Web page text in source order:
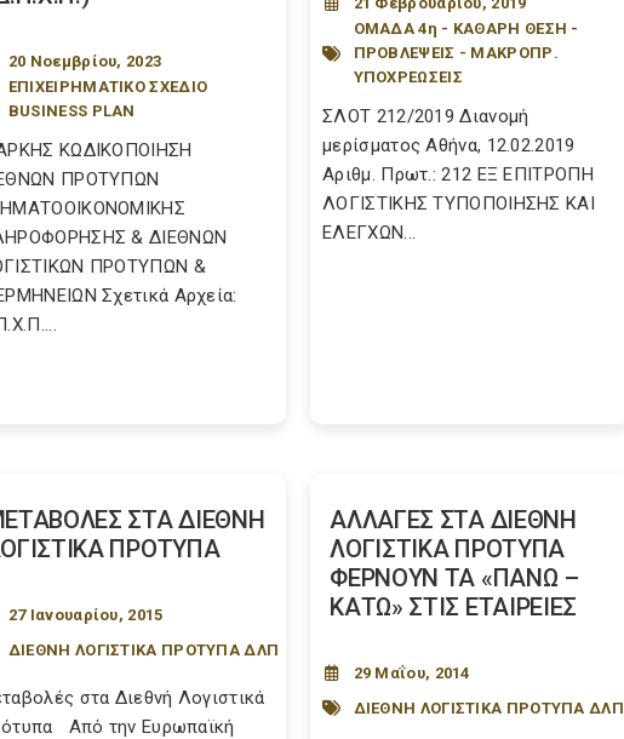
20 Νοεμβρίου, 2023
ΕΠΙΧΕΙΡΗΜΑΤΙΚΟ ΣΧΕΔΙΟ
BUSINESS PLAN
ΚΩΔΙΚΟΠΟΙΗΣΗ
ΠΡΟΤΥΠΩΝ
& ΔΙΕΘΝΩΝ
ΠΡΟΤΥΠΩΝ &
Σχετικά Αρχεία:
ΟΜΑΔΑ 4η - ΚΑΘΑΡΗ ΘΕΣΗ -
ΠΡΟΒΛΕΨΕΙΣ - ΜΑΚΡΟΠΡ.
ΥΠΟΧΡΕΩΣΕΙΣ
ΣΛΟΤ 212/2019 Διανομή
μερίσματος Αθήνα, 12.02.2019
Αριθμ. Πρωτ.: 212 ΕΞ ΕΠΙΤΡΟΠΗ
ΛΟΓΙΣΤΙΚΗΣ ΤΥΠΟΠΟΙΗΣΗΣ ΚΑΙ
ΕΛΕΓΧΩΝ...
ΣΤΑ ΔΙΕΘΝΗ
ΠΡΟΤΥΠΑ
27 Ιανουαρίου, 2015
ΔΙΕΘΝΗ ΛΟΓΙΣΤΙΚΑ ΠΡΟΤΥΠΑ ΔΛΠ
στα Διεθνή Λογιστικά
Από την Ευρωπαϊκή
ΑΛΛΑΓΕΣ ΣΤΑ ΔΙΕΘΝΗ
ΛΟΓΙΣΤΙΚΑ ΠΡΟΤΥΠΑ
ΦΕΡΝΟΥΝ ΤΑ «ΠΑΝΩ –
ΚΑΤΩ» ΣΤΙΣ ΕΤΑΙΡΕΙΕΣ
29 Μαΐου, 2014
ΔΙΕΘΝΗ ΛΟΓΙΣΤΙΚΑ ΠΡΟΤΥΠΑ ΔΛΠ